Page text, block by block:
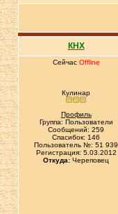
КНХ
Сейчас Offline
Кулинар
Профиль
Группа: Пользователи
Сообщений: 259
Спасибок: 146
Пользователь №: 51 939
Регистрация: 5.03.2012
Откуда: Череповец